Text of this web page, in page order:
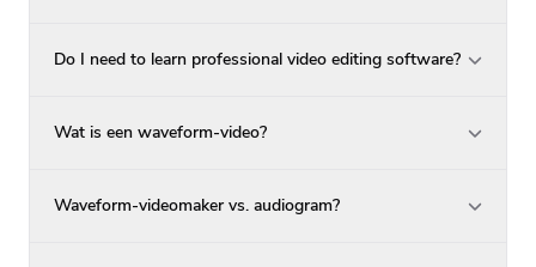
Do I need to learn professional video editing software?
Wat is een waveform-video?
Waveform-videomaker vs. audiogram?